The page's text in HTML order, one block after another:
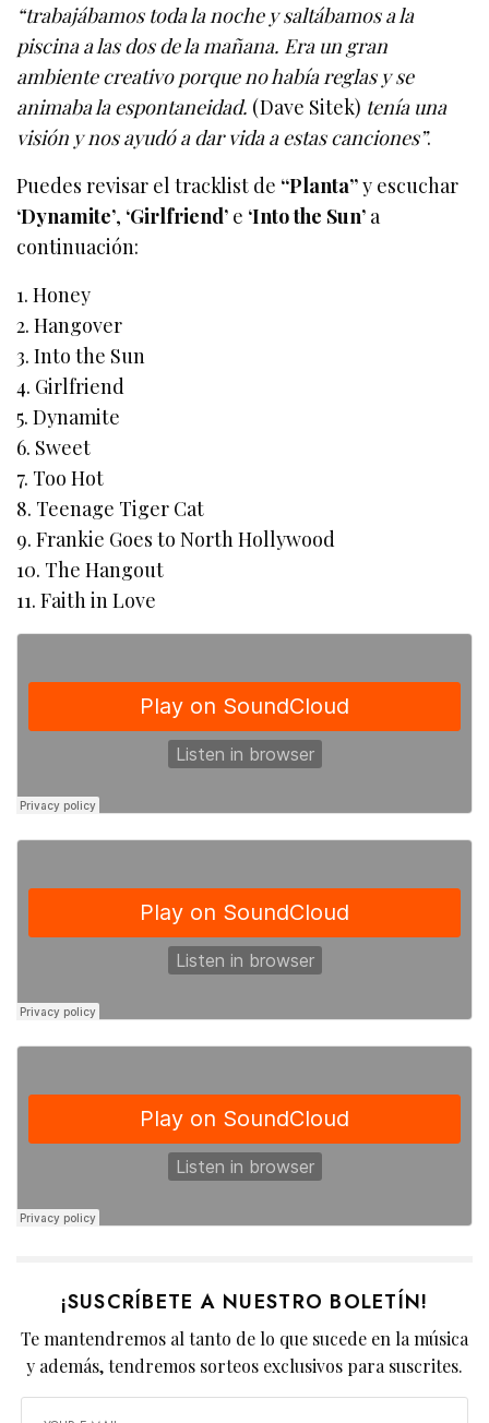
“trabajábamos toda la noche y saltábamos a la
piscina a las dos de la mañana. Era un gran
ambiente creativo porque no había reglas y se
animaba la espontaneidad. (Dave Sitek) tenía una
visión y nos ayudó a dar vida a estas canciones”.
Puedes revisar el tracklist de “Planta”y escuchar
‘Dynamite’, ‘Girlfriend’ e ‘Into the Sun’ a
continuación:
1. Honey
2. Hangover
3. Into the Sun
4. Girlfriend
5. Dynamite
6. Sweet
7. Too Hot
8. Teenage Tiger Cat
9. Frankie Goes to North Hollywood
10. The Hangout
11. Faith in Love
¡SUSCRÍBETE A NUESTRO BOLETÍN!
Te mantendremos al tanto de lo que sucede en la música
y además, tendremos sorteos exclusivos para suscrites.